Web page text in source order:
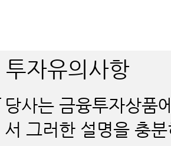
투자유의사항
당사는 금융투자상품
서 그러한 설명을 충